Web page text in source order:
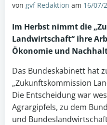
von gvf Redaktion am 16/07/
Im Herbst nimmt die
Landwirtschaft“ ihre
Ökonomie und
Das Bundeskabinett hat
„Zukunftskommission
Die Entscheidung war
Agrargipfels, zu dem
und